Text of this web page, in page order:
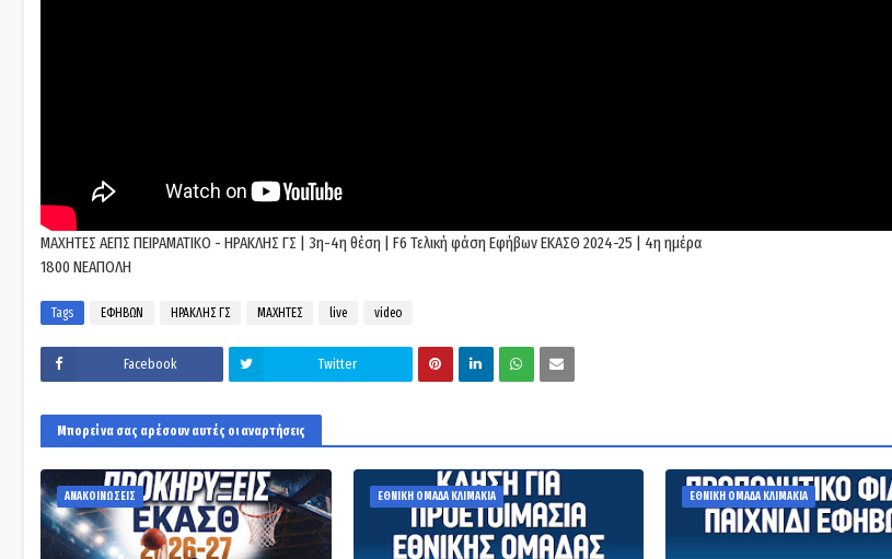
ΜΑΧΗΤΕΣ ΑΕΠΣ ΠΕΙΡΑΜΑΤΙΚΟ - ΗΡΑΚΛΗΣ ΓΣ | 3η-4η θέση | F6 Τελική φάση Εφήβων ΕΚΑΣΘ 2024-25 | 4η ημέρα
1800 ΝΕΑΠΟΛΗ
Tags ΕΦΗΒΩΝ ΗΡΑΚΛΗΣ ΓΣ ΜΑΧΗΤΕΣ live video
Facebook Twitter
Μπορεί να σας αρέσουν αυτές οι αναρτήσεις
ΑΝΑΚΟΙΝΩΣΕΙΣ ΕΘΝΙΚΗ ΟΜΑΔΑ ΚΛΙΜΑΚΙΑ ΕΘΝΙΚΗ ΟΜΑΔΑ ΚΛΙΜΑΚΙΑ